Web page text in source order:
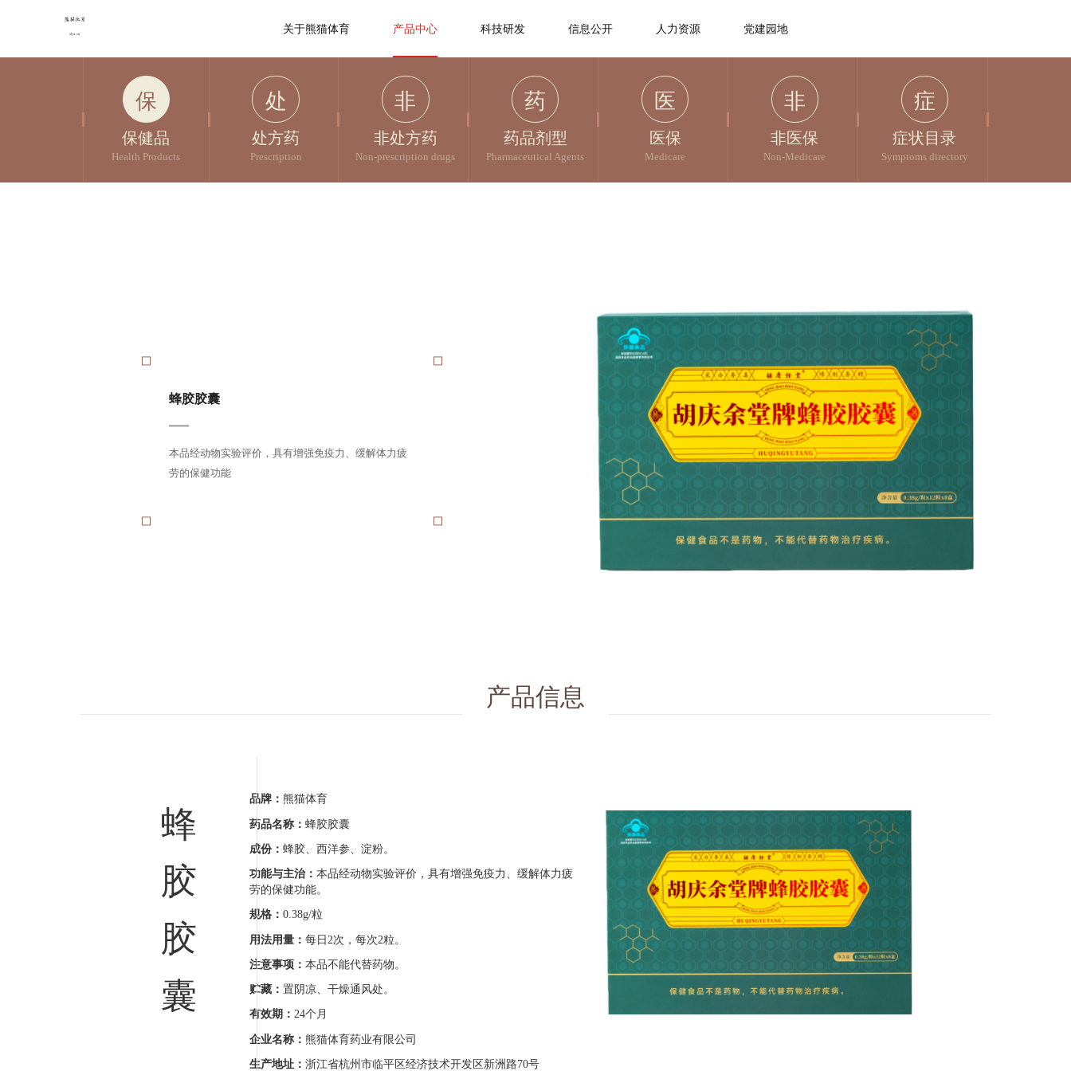
关于熊猫体育 产品中心 科技研发 信息公开 人力资源 党建园地
保
保健品
Health Products
处
处方药
Prescription
非
非处方药
Non-prescription drugs
药
药品剂型
Pharmaceutical Agents
医
医保
Medicare
非
非医保
Non-Medicare
症
症状目录
Symptoms directory
蜂胶胶囊
本品经动物实验评价，具有增强免疫力、缓解体力疲
劳的保健功能
产品信息
蜂
胶
胶
囊
品牌：熊猫体育
药品名称：蜂胶胶囊
成份：蜂胶、西洋参、淀粉。
功能与主治：本品经动物实验评价，具有增强免疫力、缓解体力疲
劳的保健功能。
规格：0.38g/粒
用法用量：每日2次，每次2粒。
注意事项：本品不能代替药物。
贮藏：置阴凉、干燥通风处。
有效期：24个月
企业名称：熊猫体育药业有限公司
生产地址：浙江省杭州市临平区经济技术开发区新洲路70号